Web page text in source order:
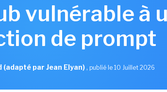
vulnérable à
de prompt
(adapté par Jean Elyan), publié le 10 Juillet 2026